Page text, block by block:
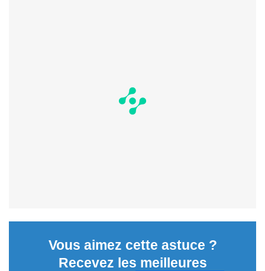
Vous aimez cette astuce ?
Recevez les meilleures